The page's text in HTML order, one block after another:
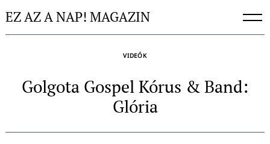
toEZ AZ A NAP! MAGAZIN
VIDEÓK
Golgota Gospel Kórus & Band:
Glória